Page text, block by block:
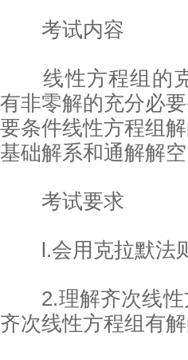
考试内容
线性方程组的克
有非零解的充分必
要条件线性方程组
基础解系和通解解
考试要求
l.会用克拉默法
2.理解齐次线性
齐次线性方程组有